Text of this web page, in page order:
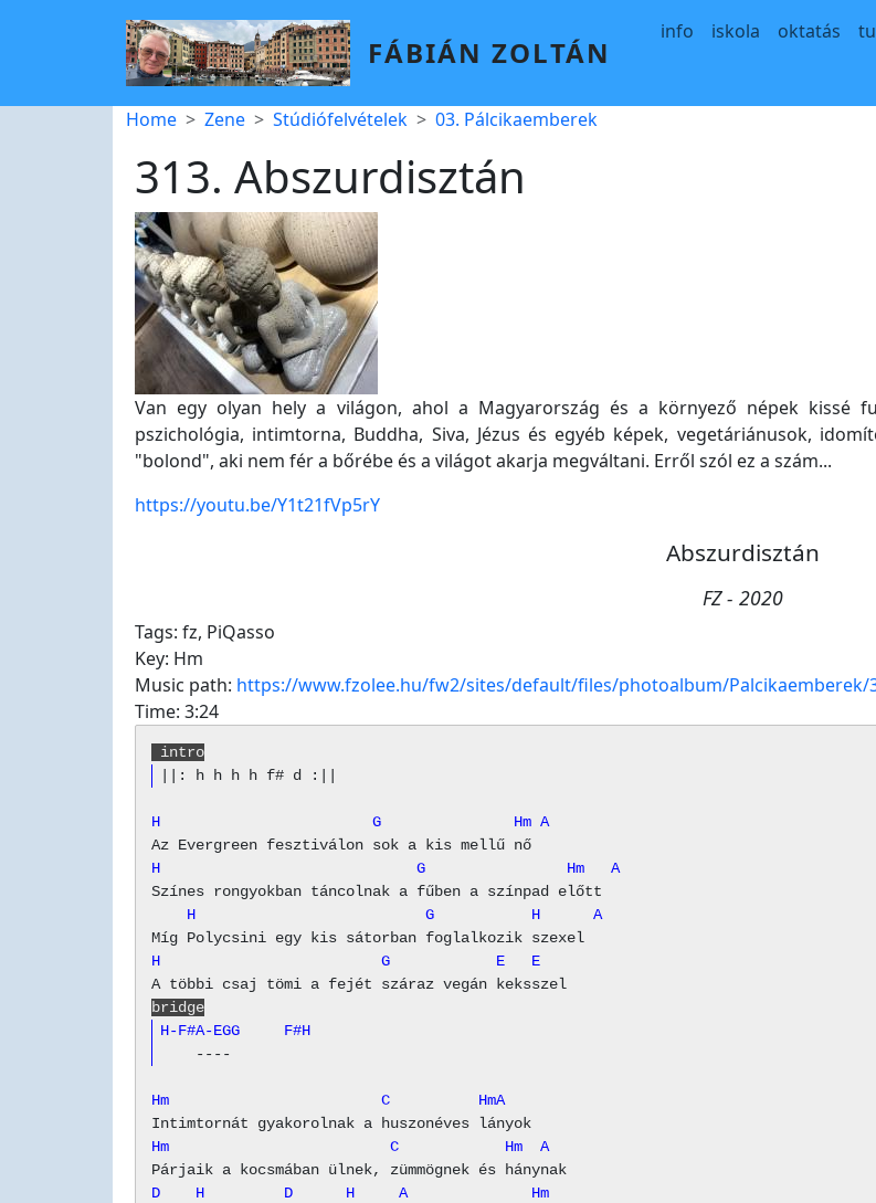
FÁBIÁN ZOLTÁN
Main navigation
info iskola oktatás
Breadcrumb
Home Zene Stúdiófelvételek 03. Pálcikaemberek
313. Abszurdisztán
Van egy olyan hely a világon, ahol a Magyarország és a környező népek kissé
pszichológia, intimtorna, Buddha, Siva, Jézus és egyéb képek, vegetáriánusok,
"bolond", aki nem fér a bőrébe és a világot akarja megváltani. Erről szól ez a szám...
https://youtu.be/Y1t21fVp5rY
Abszurdisztán
FZ - 2020
Tags: fz, PiQasso
Key: Hm
Music path: https://www.fzolee.hu/fw2/sites/default/files/photoalbum/Palcikaemberek/
Time: 3:24
intro
H                        G               Hm A
H                             G                Hm   A
    H                          G           H      A
H                         G            E   E
bridge
H-F#A-EGG     F#H
Hm                        C          HmA
Hm                         C            Hm  A
D    H         D      H     A              Hm